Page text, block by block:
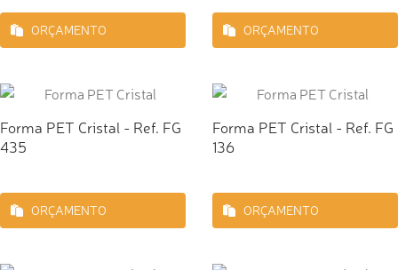
ORÇAMENTO ORÇAMENTO
Forma PET Cristal - Ref. FG
435
ORÇAMENTO
Forma PET Cristal - Ref. FG
136
ORÇAMENTO